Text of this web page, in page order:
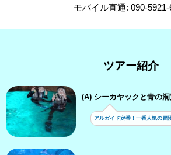
モバイル直通: 090-5921-
ツアー紹介
(A) シーカヤックと青の
アルガイド定番！一番人気の冒